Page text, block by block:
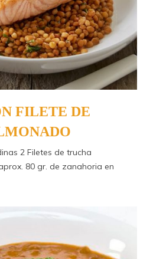
FILETE DE
2 Filetes de trucha
80 gr. de zanahoria en